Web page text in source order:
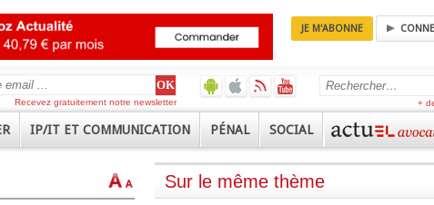
JE M'ABONNE
+
Recevez gratuitement notre newsletter
IP/IT ET COMMUNICATION PÉNAL SOCIAL
Sur le même thème